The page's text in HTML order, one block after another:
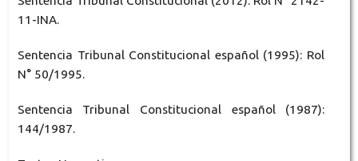
11-INA.
Sentencia Tribunal Constitucional español (1995): Rol
N° 50/1995.
Sentencia Tribunal Constitucional español (1987):
144/1987.